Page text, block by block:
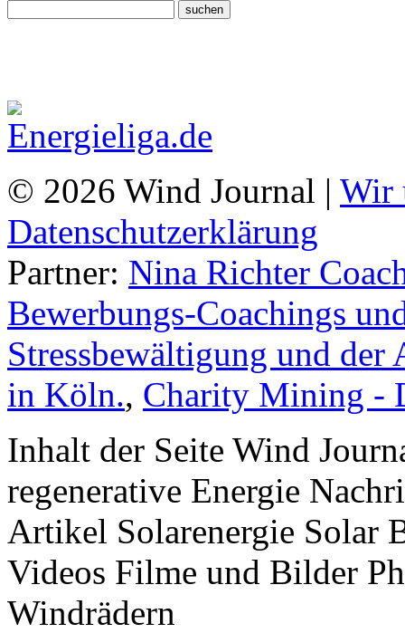
© 2026 Wind Journal | Wir
Datenschutzerklärung
Partner: Nina Richter
Bewerbungs-Coachings
Stressbewältigung und
in Köln., Charity Mining -
Inhalt der Seite Wind
regenerative Energie
Artikel Solarenergie Solar
Videos Filme und Bilder
Windrädern